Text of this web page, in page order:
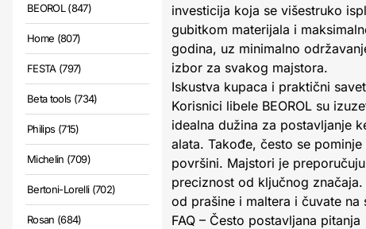
BEOROL (847)
Home (807)
FESTA (797)
Beta tools (734)
Philips (715)
Michelin (709)
Bertoni-Lorelli (702)
Rosan (684)
investicija koja se višestruko
gubitkom materijala i
godina, uz minimalno
izbor za svakog majstora.
Iskustva kupaca i praktični
Korisnici libele BEOROL su
idealna dužina za postavljanje
alata. Takođe, često se
površini. Majstori je
preciznost od ključnog
od prašine i maltera i čuvate
FAQ – Često postavljana pitanja